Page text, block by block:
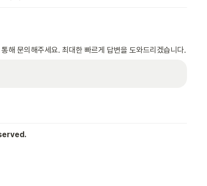
해 문의해주세요. 최대한 빠르게 답변을 도와드리겠습니다.